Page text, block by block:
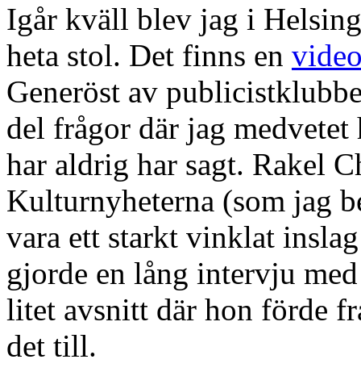
Igår kväll blev jag i
heta stol. Det finns en
Generöst av
del frågor där jag
har aldrig har sagt. Rakel
Kulturnyheterna (som jag
vara ett starkt vinklat
gjorde en lång intervju
litet avsnitt där hon förde
det till.